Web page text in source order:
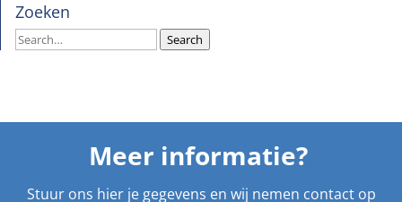
Zoeken
Search Search
Meer informatie?
Stuur ons hier je gegevens en wij nemen contact op